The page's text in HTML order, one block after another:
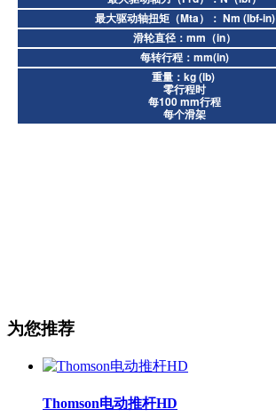
最大驱动轴扭矩（Mta）： Nm (lbf-in)
滑轮直径：mm（in）
每转行程：mm(in)
重量：kg (lb)
零行程时
每100 mm行程
每个滑架
为您推荐
Thomson电动推杆HD